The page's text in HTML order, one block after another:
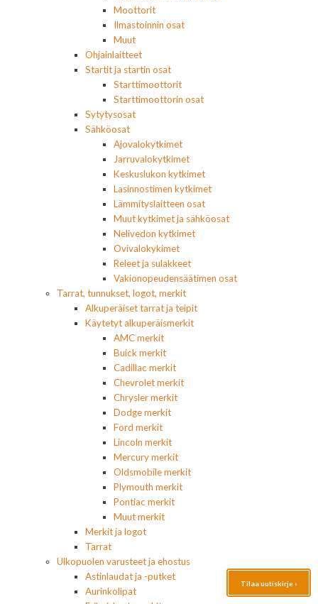
Moottorit
Ilmastoinnin osat
Muut
Ohjainlaitteet
Startit ja startin osat
Starttimoottorit
Starttimoottorin osat
Sytytysosat
Sähköosat
Ajovalokytkimet
Jarruvalokytkimet
Keskuslukon kytkimet
Lasinnostimen kytkimet
Lämmityslaitteen osat
Muut kytkimet ja sähköosat
Nelivedon kytkimet
Ovivalokykimet
Releet ja sulakkeet
Vakionopeudensäätimen osat
Tarrat, tunnukset, logot, merkit
Alkuperäiset tarrat ja teipit
Käytetyt alkuperäismerkit
AMC merkit
Buick merkit
Cadillac merkit
Chevrolet merkit
Chrysler merkit
Dodge merkit
Ford merkit
Lincoln merkit
Mercury merkit
Oldsmobile merkit
Plymouth merkit
Pontiac merkit
Muut merkit
Merkit ja logot
Tarrat
Ulkopuolen varusteet ja ehostus
Astinlaudat ja -putket
Aurinkolipat
Tilaa uutiskirje ›